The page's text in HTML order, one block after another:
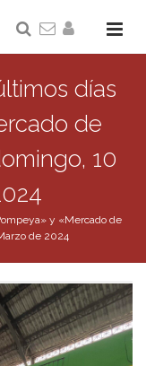
días
de
10
y «Mercado de
de 2024